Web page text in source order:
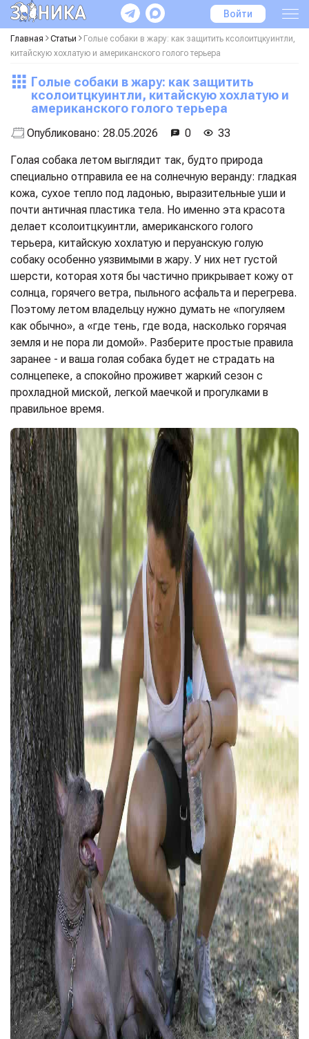
Войти
Главная Статьи
Голые собаки в жару: как защитить ксолоитцкуинтли,
китайскую хохлатую и американского голого терьера
Голые собаки в жару: как защитить
ксолоитцкуинтли, китайскую хохлатую и
американского голого терьера
Опубликовано: 28.05.2026 0 33
Голая собака летом выглядит так, будто природа
специально отправила ее на солнечную веранду: гладкая
кожа, сухое тепло под ладонью, выразительные уши и
почти античная пластика тела. Но именно эта красота
делает ксолоитцкуинтли, американского голого
терьера, китайскую хохлатую и перуанскую голую
собаку особенно уязвимыми в жару. У них нет густой
шерсти, которая хотя бы частично прикрывает кожу от
солнца, горячего ветра, пыльного асфальта и перегрева.
Поэтому летом владельцу нужно думать не «погуляем
как обычно», а «где тень, где вода, насколько горячая
земля и не пора ли домой». Разберите простые правила
заранее - и ваша голая собака будет не страдать на
солнцепеке, а спокойно проживет жаркий сезон с
прохладной миской, легкой маечкой и прогулками в
правильное время.